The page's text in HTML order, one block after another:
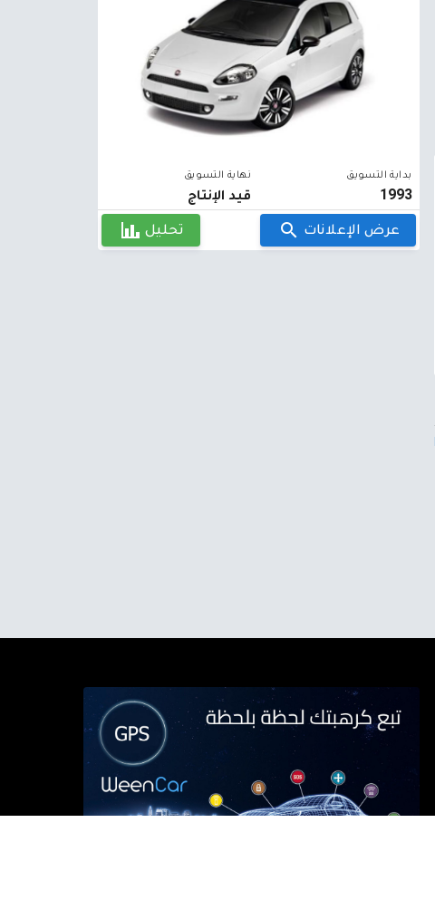
بداية التسويق
1993
نهاية التسويق
قيد الإنتاج
عرض الإعلانات تحليل